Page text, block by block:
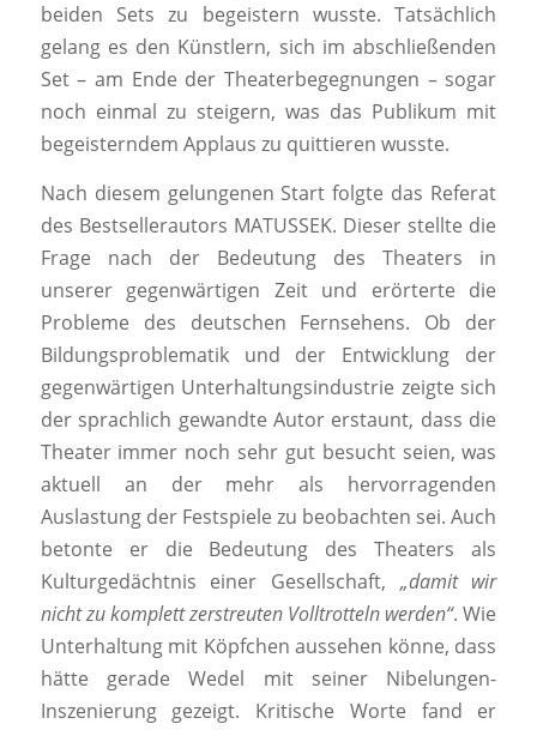
beiden Sets zu begeistern wusste. Tatsächlich
gelang es den Künstlern, sich im abschließenden
Set – am Ende der Theaterbegegnungen – sogar
noch einmal zu steigern, was das Publikum mit
begeisterndem Applaus zu quittieren wusste.
Nach diesem gelungenen Start folgte das Referat
des Bestsellerautors MATUSSEK. Dieser stellte die
Frage nach der Bedeutung des Theaters in
unserer gegenwärtigen Zeit und erörterte die
Probleme des deutschen Fernsehens. Ob der
Bildungsproblematik und der Entwicklung der
gegenwärtigen Unterhaltungsindustrie zeigte sich
der sprachlich gewandte Autor erstaunt, dass die
Theater immer noch sehr gut besucht seien, was
aktuell an der mehr als hervorragenden
Auslastung der Festspiele zu beobachten sei. Auch
betonte er die Bedeutung des Theaters als
Kulturgedächtnis einer Gesellschaft, „damit wir
nicht zu komplett zerstreuten Volltrotteln werden“. Wie
Unterhaltung mit Köpfchen aussehen könne, dass
hätte gerade Wedel mit seiner Nibelungen-
Inszenierung gezeigt. Kritische Worte fand er